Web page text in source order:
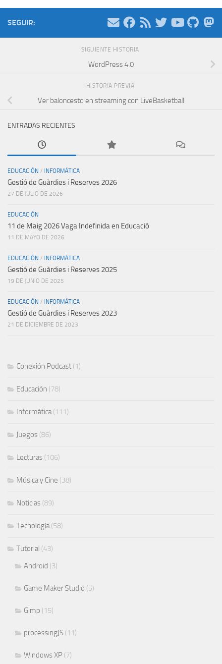
SEGUIR:
SIGUIENTE HISTORIA
WordPress 4.0
HISTORIA PREVIA
Ver baloncesto en streaming con LiveBasketball
ENTRADAS RECIENTES
EDUCACIÓN / INFORMÁTICA
Gestió de Guàrdies i Reserves 2026
27 DE JULIO DE 2026
EDUCACIÓN
11 de Maig 2026 Vaga Indefinida en Educació
11 DE MAYO DE 2026
EDUCACIÓN / INFORMÁTICA
Gestió de Guàrdies i Reserves 2025
19 DE JUNIO DE 2025
EDUCACIÓN / INFORMÁTICA
Gestió de Guàrdies i Reserves 2023
21 DE DICIEMBRE DE 2023
Conexión Podcast (1)
Educación (78)
Informática(111)
Juegos (86)
Lecturas (106)
Música y Cine (38)
Noticias (89)
Tecnología(58)
Tutorial (43)
Android (3)
Game Maker Studio (5)
Gimp (15)
processingJS (11)
Windows XP (7)